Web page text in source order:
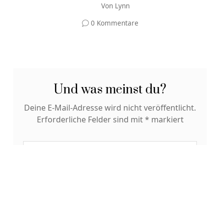
Von Lynn
0 Kommentare
Und was meinst du?
Deine E-Mail-Adresse wird nicht veröffentlicht.
Erforderliche Felder sind mit* markiert